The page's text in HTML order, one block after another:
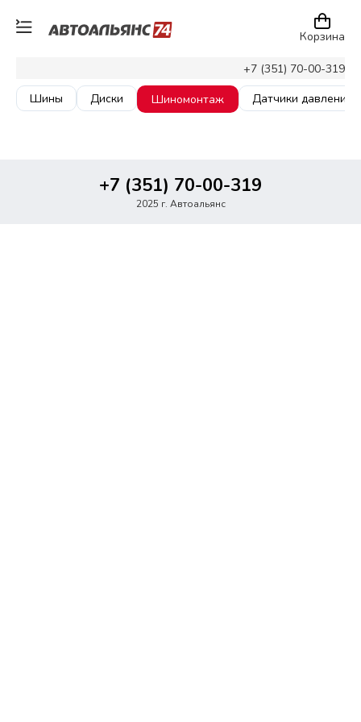
+7 (351) 70-00-319
Корзина
Шины Диски Шиномонтаж Датчики давления
+7 (351) 70-00-319
2025 г. Автоальянс